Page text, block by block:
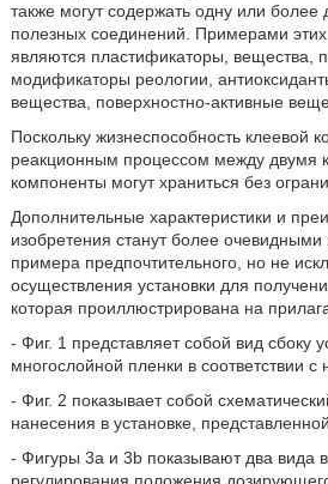
также могут содержать одну или более
полезных соединений. Примерами
являются пластификаторы, вещества,
модификаторы реологии,
вещества, поверхностно-активные
Поскольку жизнеспособность клеевой
реакционным процессом между двумя
компоненты могут храниться без
Дополнительные характеристики и
изобретения станут более
примера предпочтительного, но не
осуществления установки для
которая проиллюстрирована на
- Фиг. 1 представляет собой вид сбоку
многослойной пленки в соответствии
- Фиг. 2 показывает собой
нанесения в установке,
- Фигуры 3а и 3b показывают два вида в